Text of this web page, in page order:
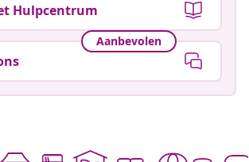
Hulpcentrum
Aanbevolen